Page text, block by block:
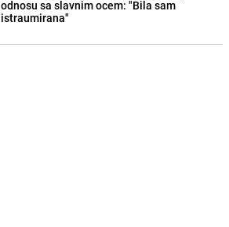
odnosu sa slavnim ocem: "Bila sam
istraumirana"